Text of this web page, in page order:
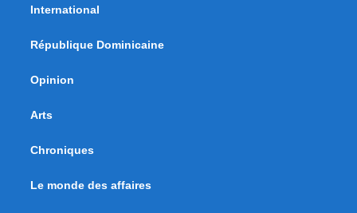
International
République Dominicaine
Opinion
Arts
Chroniques
Le monde des affaires